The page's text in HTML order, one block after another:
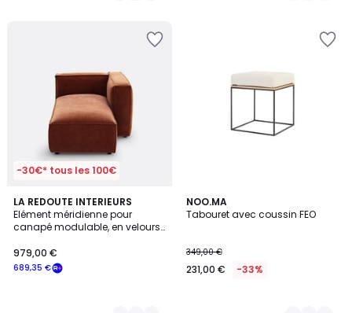
-30€* tous les 100€
LA REDOUTE INTERIEURS
Elément méridienne pour
canapé modulable, en velours
689,35 €
979,00 €
4
Couleurs
NOO.MA
Tabouret avec coussin FEO
349,00 €
231,00 € -33%
7
Couleurs